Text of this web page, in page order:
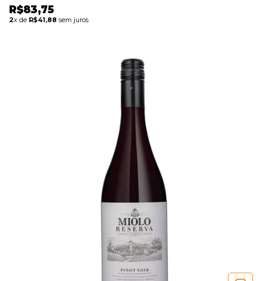
R$83,75
2x de R$41,88 sem juros